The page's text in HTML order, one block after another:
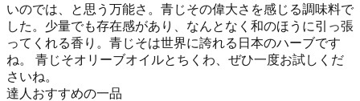
いのでは、と思う万能さ。青じその偉大さを感じる調味料で
した。少量でも存在感があり、なんとなく和のほうに引っ張
ってくれる香り。青じそは世界に誇れる日本のハーブです
ね。 青じそオリーブオイルとちくわ、ぜひ一度お試しくだ
さいね。
達人おすすめの一品